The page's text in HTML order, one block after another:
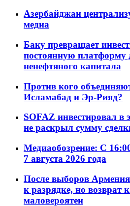
Азербайджан
медиа
Баку превращает
постоянную платформу
ненефтяного капитала
Против кого
Исламабад и Эр-Рияд?
SOFAZ инвестировал в
не раскрыл сумму
Медиаобозрение: С
7 августа 2026 года
После выборов
к разрядке, но возврат
маловероятен